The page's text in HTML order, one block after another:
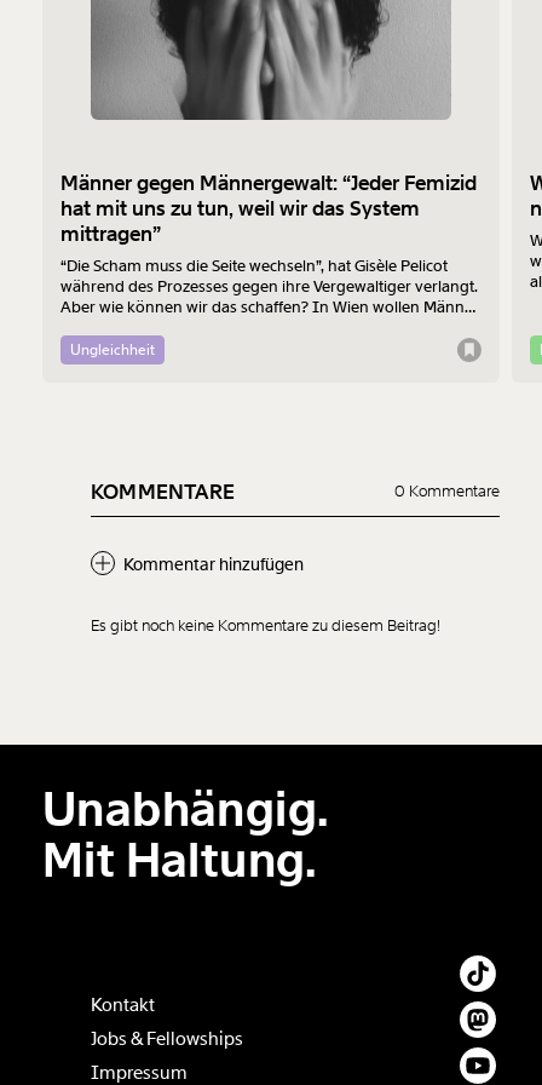
Du erhältst eine E-Mail mit deiner
Geschenkurkunde im PDF-Format, welche Du
ausdrucken oder weiterleiten und verschenken
Weiter
1/3
Männer gegen Männergewalt: “Jeder Femizid
hat mit uns zu tun, weil wir das System
mittragen”
“Die Scham muss die Seite wechseln”, hat Gisèle Pelicot
während des Prozesses gegen ihre Vergewaltiger verlangt.
Aber wie können wir das schaffen? In Wien wollen Männer
Männergewalt den ersten Schritt machen.
Ungleichheit
KOMMENTARE 0 Kommentare
Kommentar hinzufügen
Der Inhalt dieses Feldes wird nicht öffentlich zugänglich angezeigt.
Es gibt noch keine Kommentare zu diesem Beitrag!
Unabhängig.
Mit Haltung.
Kontakt
Jobs & Fellowships
Impressum